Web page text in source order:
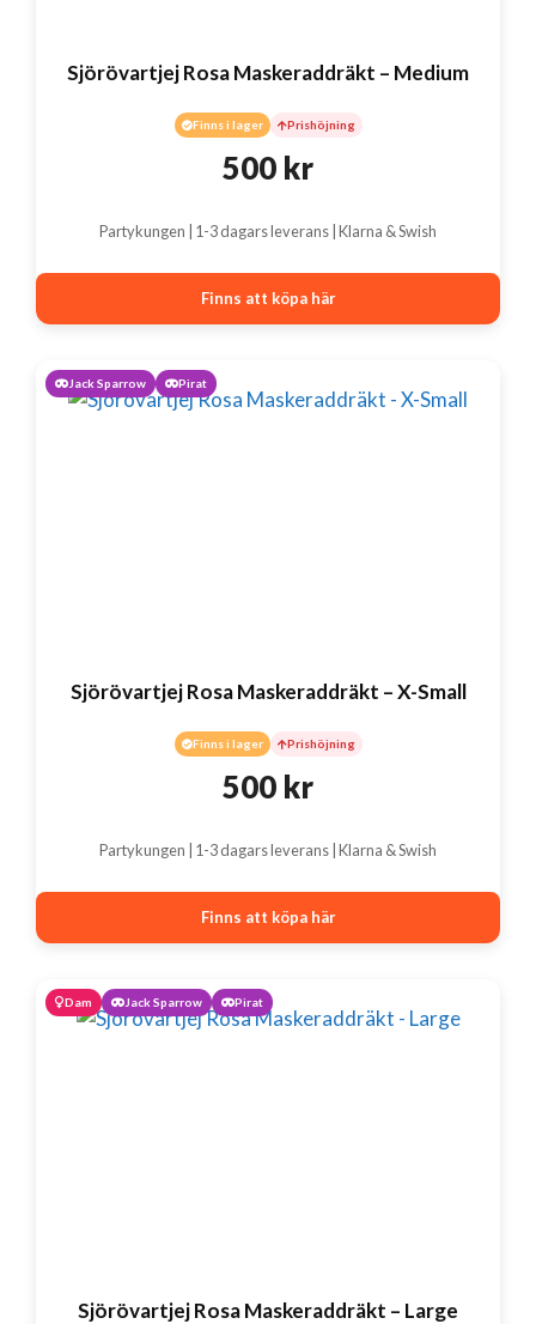
Sjörövartjej Rosa Maskeraddräkt – Medium
Finns i lager Prishöjning
500 kr
Partykungen | 1-3 dagars leverans | Klarna & Swish
Finns att köpa här
Jack Sparrow Pirat
Sjörövartjej Rosa Maskeraddräkt – X-Small
Finns i lager Prishöjning
500 kr
Partykungen | 1-3 dagars leverans | Klarna & Swish
Finns att köpa här
Dam Jack Sparrow Pirat
Sjörövartjej Rosa Maskeraddräkt – Large